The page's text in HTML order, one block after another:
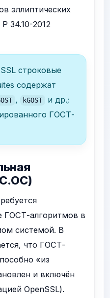
эллиптических
34.10-2012
строковые
содержат
, kGOST
и др.;
ГОСТ-
ГОСТ-алгоритмов в
системой. В
что ГОСТ-
«из
и включён
OpenSSL).